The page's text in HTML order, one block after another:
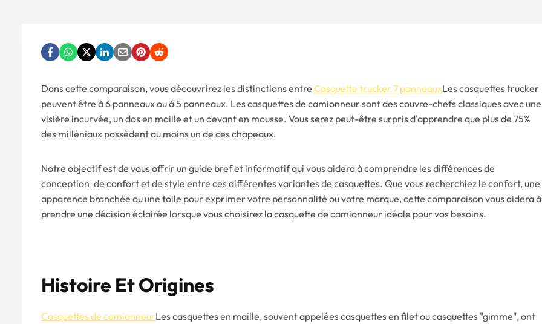
Dans cette comparaison, vous découvrirez les distinctions entre Casquette trucker 7 panneauxLes casquettes trucker
peuvent être à 6 panneaux ou à 5 panneaux. Les casquettes de camionneur sont des couvre-chefs classiques avec une
visière incurvée, un dos en maille et un devant en mousse. Vous serez peut-être surpris d'apprendre que plus de 75%
des milléniaux possèdent au moins un de ces chapeaux.
Notre objectif est de vous offrir un guide bref et informatif qui vous aidera à comprendre les différences de
conception, de confort et de style entre ces différentes variantes de casquettes. Que vous recherchiez le confort, une
apparence branchée ou une toile pour exprimer votre personnalité ou votre marque, cette comparaison vous aidera à
prendre une décision éclairée lorsque vous choisirez la casquette de camionneur idéale pour vos besoins.
Histoire Et Origines
Casquettes de camionneurLes casquettes en maille, souvent appelées casquettes en filet ou casquettes "gimme", ont